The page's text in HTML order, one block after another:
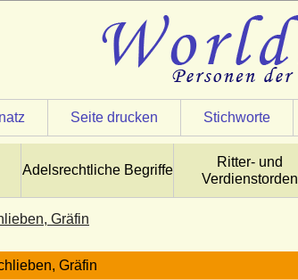
Seite drucken Stichworte
Adelsrechtliche Begriffe
Ritter- und
Verdienstorden
Gräfin
Gräfin